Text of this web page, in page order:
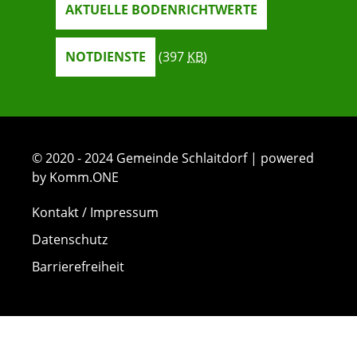
AKTUELLE BODENRICHTWERTE
NOTDIENSTE (397 KB)
© 2020 - 2024 Gemeinde Schlaitdorf | powered
by Komm.ONE
Kontakt / Impressum
Datenschutz
Barrierefreiheit